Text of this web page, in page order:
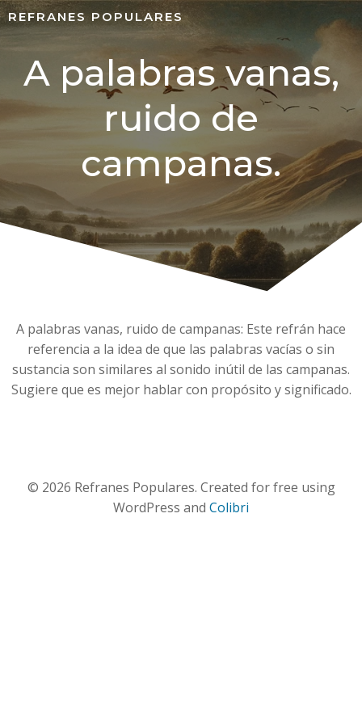
REFRANES POPULARES
A palabras vanas,
ruido de
campanas.
A palabras vanas, ruido de campanas: Este refrán hace
referencia a la idea de que las palabras vacías o sin
sustancia son similares al sonido inútil de las campanas.
Sugiere que es mejor hablar con propósito y significado.
© 2026 Refranes Populares. Created for free using
WordPress and Colibri